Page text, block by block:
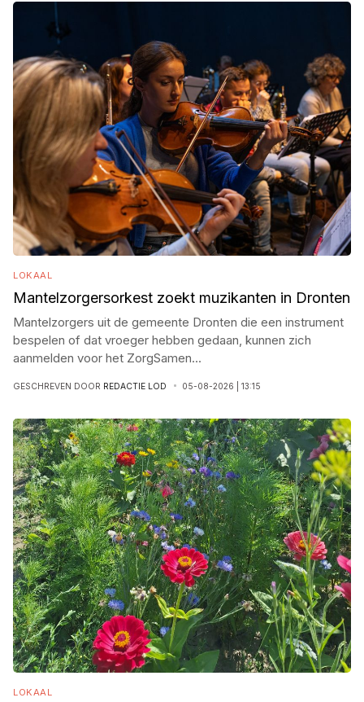
LOKAAL
Mantelzorgersorkest zoekt muzikanten in Dronten
Mantelzorgers uit de gemeente Dronten die een instrument
bespelen of dat vroeger hebben gedaan, kunnen zich
aanmelden voor het ZorgSamen...
GESCHREVEN DOOR REDACTIE LOD 05-08-2026 | 13:15
LOKAAL